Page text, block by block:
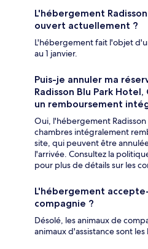
L'hébergement
ouvert actuellement ?
L'hébergement fait l'objet
au 1 janvier.
Puis-je annuler ma
Radisson Blu Park
un remboursement
Oui, l'hébergement
chambres intégralement
site, qui peuvent être
l'arrivée. Consultez la
pour plus de détails sur les
L'hébergement
compagnie ?
Désolé, les animaux de
animaux d'assistance sont